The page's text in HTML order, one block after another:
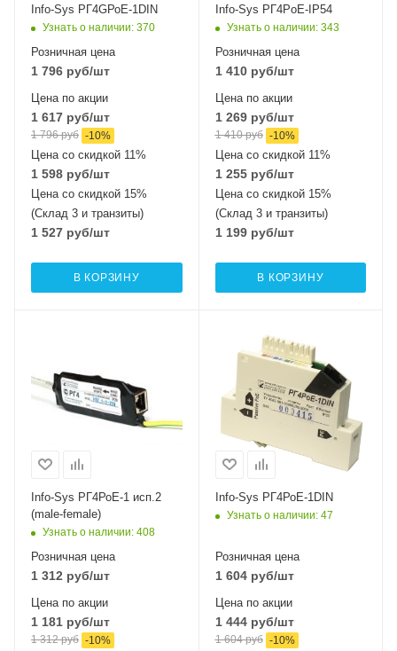
Info-Sys РГ4GРоЕ-1DIN
Узнать о наличии: 370
Розничная цена
1 796 руб/шт
Цена по акции
1 617 руб/шт
1 796руб -10%
Цена со скидкой 11%
1 598 руб/шт
Цена со скидкой 15%
(Склад 3 и транзиты)
1 527 руб/шт
В КОРЗИНУ
Info-Sys РГ4РoЕ-IP54
Узнать о наличии: 343
Розничная цена
1 410руб/шт
Цена по акции
1 269руб/шт
1 410руб -10%
Цена со скидкой 11%
1 255руб/шт
Цена со скидкой 15%
(Склад 3 и транзиты)
1 199руб/шт
В КОРЗИНУ
Info-Sys РГ4РоЕ-1 исп.2
(male-female)
Узнать о наличии: 408
Розничная цена
1 312 руб/шт
Цена по акции
1 181 руб/шт
1 312руб -10%
Info-Sys РГ4РоЕ-1DIN
Узнать о наличии: 47
Розничная цена
1 604руб/шт
Цена по акции
1 444руб/шт
1 604руб -10%